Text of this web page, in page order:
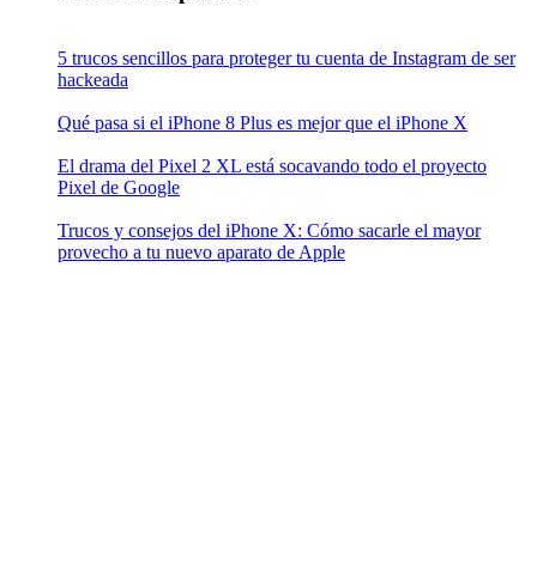
5 trucos sencillos para proteger tu cuenta de Instagram de ser
hackeada
Qué pasa si el iPhone 8 Plus es mejor que el iPhone X
El drama del Pixel 2 XL está socavando todo el proyecto
Pixel de Google
Trucos y consejos del iPhone X: Cómo sacarle el mayor
provecho a tu nuevo aparato de Apple